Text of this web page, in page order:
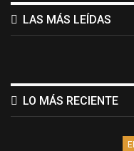
LAS MÁS LEÍDAS
LO MÁS RECIENTE